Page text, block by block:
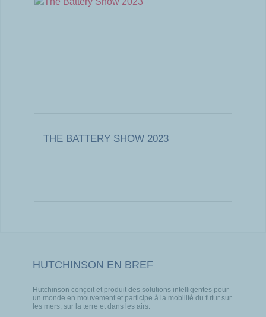
THE BATTERY SHOW 2023
HUTCHINSON EN BREF
Hutchinson conçoit et produit des solutions intelligentes pour
un monde en mouvement et participe à la mobilité du futur sur
les mers, sur la terre et dans les airs.